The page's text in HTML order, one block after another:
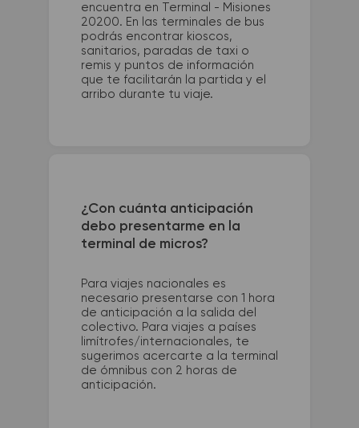
encuentra en Terminal - Misiones
20200. En las terminales de bus
podrás encontrar kioscos,
sanitarios, paradas de taxi o
remis y puntos de información
que te facilitarán la partida y el
arribo durante tu viaje.
¿Con cuánta anticipación
debo presentarme en la
terminal de micros?
Para viajes nacionales es
necesario presentarse con 1 hora
de anticipación a la salida del
colectivo. Para viajes a países
limítrofes/internacionales, te
sugerimos acercarte a la terminal
de ómnibus con 2 horas de
anticipación.